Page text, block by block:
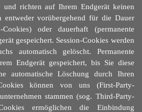
und richten auf Ihrem Endgerät keinen
entweder vorübergehend für die Dauer
oder dauerhaft (permanente
gespeichert. Session-Cookies werden
automatisch gelöscht. Permanente
Endgerät gespeichert, bis Sie diese
automatische Löschung durch Ihren
können von uns (First-Party-
stammen (sog. Third-Party-
ermöglichen die Einbindung